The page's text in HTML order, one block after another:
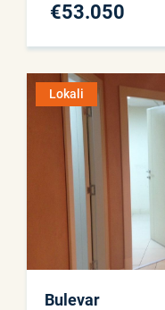
€53.050
Lokali
Bulevar